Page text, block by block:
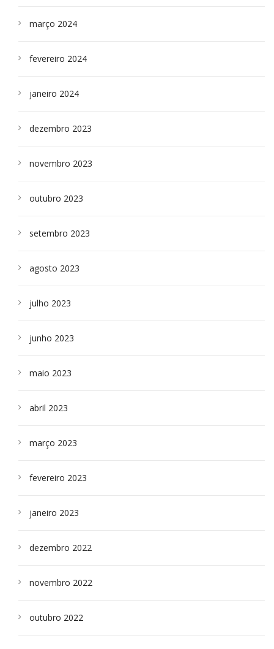
março 2024
fevereiro 2024
janeiro 2024
dezembro 2023
novembro 2023
outubro 2023
setembro 2023
agosto 2023
julho 2023
junho 2023
maio 2023
abril 2023
março 2023
fevereiro 2023
janeiro 2023
dezembro 2022
novembro 2022
outubro 2022